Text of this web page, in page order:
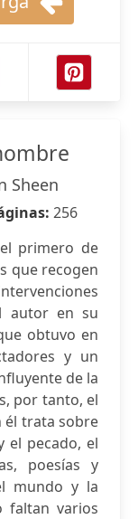
Sheen
256
primero de
que recogen
autor en su
obtuvo en
y un
de la
por tanto, el
él trata sobre
el pecado, el
poesías y
mundo y la
faltan varios